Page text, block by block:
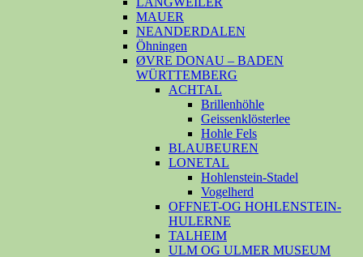
MAUER
NEANDERDALEN
Öhningen
ØVRE DONAU – BADEN
WÜRTTEMBERG
ACHTAL
Brillenhöhle
Geissenklösterlee
Hohle Fels
BLAUBEUREN
LONETAL
Hohlenstein-Stadel
Vogelherd
OFFNET-OG HOHLENSTEIN-
HULERNE
TALHEIM
ULM OG ULMER MUSEUM